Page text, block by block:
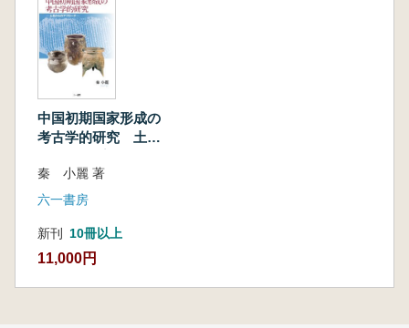
第3節 山西省南西地区
第4節 長江中流域地区
第5節 考察
第7章 土器の地域動態と城郭遺跡の出現
第1節 土器の地域動態
第2節 土器様式変化の背景
第3節 中心と周辺
第4節 二里岡文化の成立過程
あとがき
引用参考文献
図表出典
中国初期国家形成の
考古学的研究 土器
秦 小麗 著
六一書房
新刊 10冊以上
11,000円